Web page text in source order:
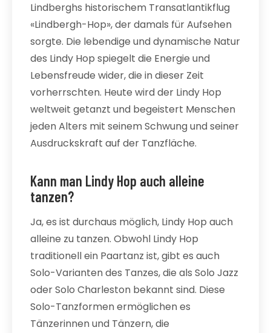
Lindberghs historischem Transatlantikflug
«Lindbergh-Hop», der damals für Aufsehen
sorgte. Die lebendige und dynamische Natur
des Lindy Hop spiegelt die Energie und
Lebensfreude wider, die in dieser Zeit
vorherrschten. Heute wird der Lindy Hop
weltweit getanzt und begeistert Menschen
jeden Alters mit seinem Schwung und seiner
Ausdruckskraft auf der Tanzfläche.
Kann man Lindy Hop auch alleine
tanzen?
Ja, es ist durchaus möglich, Lindy Hop auch
alleine zu tanzen. Obwohl Lindy Hop
traditionell ein Paartanz ist, gibt es auch
Solo-Varianten des Tanzes, die als Solo Jazz
oder Solo Charleston bekannt sind. Diese
Solo-Tanzformen ermöglichen es
Tänzerinnen und Tänzern, die